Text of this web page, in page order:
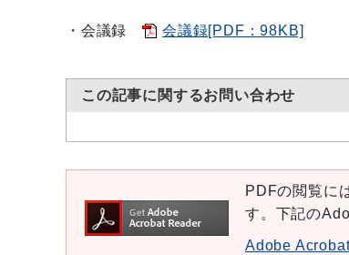
・会議録 会議録[PDF：98KB]
この記事に関するお問い合わせ
PDFの閲覧に
す。下記の
Adobe